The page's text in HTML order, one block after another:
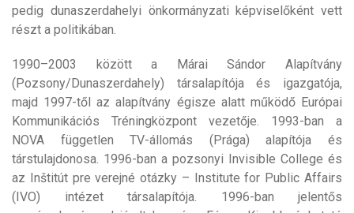
pedig dunaszerdahelyi önkormányzati képviselőként vett
részt a politikában.
1990–2003 között a Márai Sándor Alapítvány
(Pozsony/Dunaszerdahely) társalapítója és igazgatója,
majd 1997-től az alapítvány égisze alatt működő Európai
Kommunikációs Tréningközpont vezetője. 1993-ban a
NOVA független TV-állomás (Prága) alapítója és
társtulajdonosa. 1996-ban a pozsonyi Invisible College és
az Inštitút pre verejné otázky – Institute for Public Affairs
(IVO) intézet társalapítója. 1996-ban jelentős